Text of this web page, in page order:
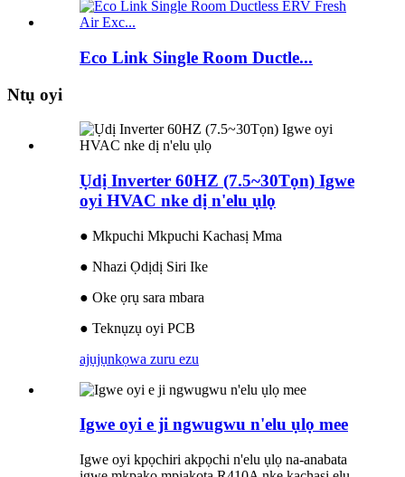
Eco Link Single Room Ductle...
Ntụ oyi
Ụdị Inverter 60HZ (7.5~30Tọn) Igwe
oyi HVAC nke dị n'elu ụlọ
● Mkpuchi Mkpuchi Kachasị Mma
● Nhazi Ọdịdị Siri Ike
● Oke ọrụ sara mbara
● Teknụzụ oyi PCB
ajụjụnkọwa zuru ezu
Igwe oyi e ji ngwugwu n'elu ụlọ mee
Igwe oyi kpọchiri akpọchi n'elu ụlọ na-anabata